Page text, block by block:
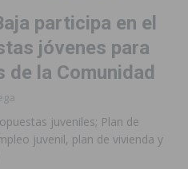
participa en el
jóvenes para
de la Comunidad
juveniles; Plan de
juvenil, plan de vivienda y